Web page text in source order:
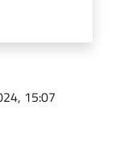
15:07